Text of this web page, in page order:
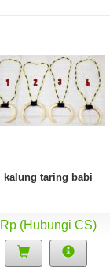
kalung taring babi
Rp (Hubungi CS)